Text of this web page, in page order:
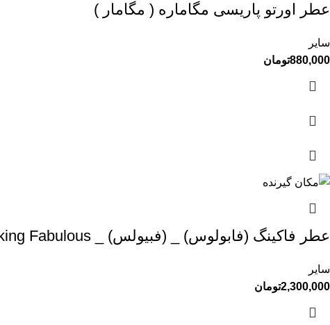
عطر اورتو پاریسی مگاماره ( مگامار )
سایر
880,000تومان
عطر فاکینگ (فابولوس) _ (فبیولس) _ TOM FORD – F**king Fabulous
سایر
2,300,000تومان